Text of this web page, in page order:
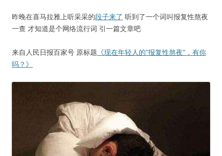
昨晚在喜马拉雅上听采采的段子来了 听到了一个词叫报复性熬夜
一查 才知道是个网络流行词 引一篇文章吧
来自人民日报百家号 原标题 《现在年轻人的“报复性熬夜”，有你
吗？》